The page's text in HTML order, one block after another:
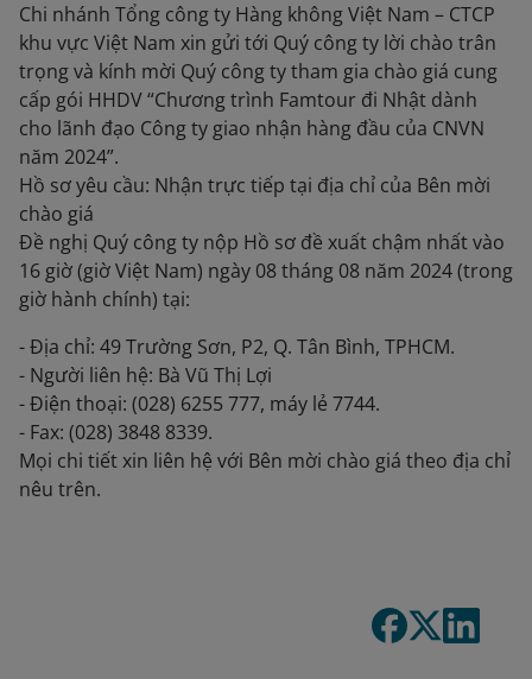
Chi nhánh Tổng công ty Hàng không Việt Nam – CTCP
khu vực Việt Nam xin gửi tới Quý công ty lời chào trân
trọng và kính mời Quý công ty tham gia chào giá cung
cấp gói HHDV “Chương trình Famtour đi Nhật dành
cho lãnh đạo Công ty giao nhận hàng đầu của CNVN
năm 2024”.
Hồ sơ yêu cầu: Nhận trực tiếp tại địa chỉ của Bên mời
chào giá
Đề nghị Quý công ty nộp Hồ sơ đề xuất chậm nhất vào
16 giờ (giờ Việt Nam) ngày 08 tháng 08 năm 2024 (trong
giờ hành chính) tại:
- Địa chỉ: 49 Trường Sơn, P2, Q. Tân Bình, TPHCM.
- Người liên hệ: Bà Vũ Thị Lợi
- Điện thoại: (028) 6255 777, máy lẻ 7744.
- Fax: (028) 3848 8339.
Mọi chi tiết xin liên hệ với Bên mời chào giá theo địa chỉ
nêu trên.